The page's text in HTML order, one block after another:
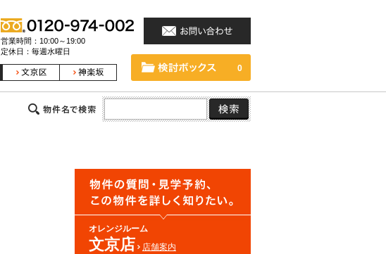
営業時間：10:00～19:00
定休日：毎週水曜日
0
オレンジルーム
文京店 店舗案内